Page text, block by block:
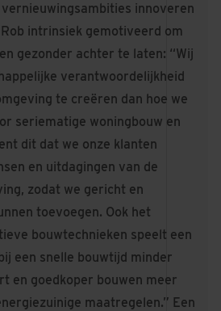
innoveren
intrinsiek gemotiveerd om
gezonder achter te laten: “Wij
verantwoordelijkheid
te creëren dan hoe we
seriematige woningbouw en
dit dat we onze klanten
en uitdagingen van de
zodat we gericht en
toevoegen. Ook het
bouwtechnieken speelt een
een snelle bouwtijd minder
en goedkoper bouwen meer
maatregelen.” Een